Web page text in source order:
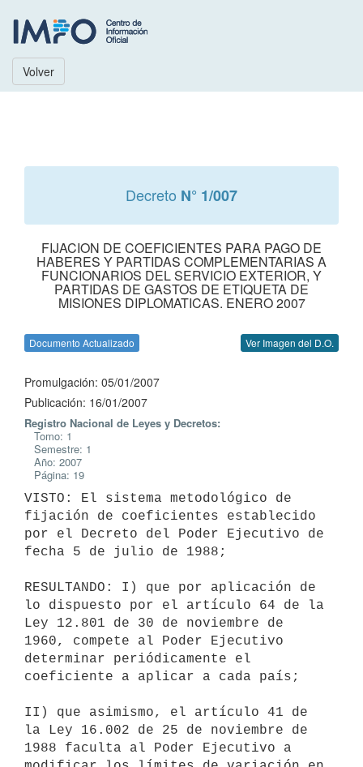
Volver
Decreto N° 1/007
FIJACION DE COEFICIENTES PARA PAGO DE
HABERES Y PARTIDAS COMPLEMENTARIAS A
FUNCIONARIOS DEL SERVICIO EXTERIOR, Y
PARTIDAS DE GASTOS DE ETIQUETA DE
MISIONES DIPLOMATICAS. ENERO 2007
Documento Actualizado Ver Imagen del D.O.
Promulgación: 05/01/2007
Publicación: 16/01/2007
Registro Nacional de Leyes y Decretos:
Tomo: 1
Semestre: 1
Año: 2007
Página: 19
VISTO: El sistema metodológico de
fijación de coeficientes establecido
por el Decreto del Poder Ejecutivo de
fecha 5 de julio de 1988;
RESULTANDO: I) que por aplicación de
lo dispuesto por el artículo 64 de la
Ley 12.801 de 30 de noviembre de
1960, compete al Poder Ejecutivo
determinar periódicamente el
coeficiente a aplicar a cada país;
II) que asimismo, el artículo 41 de
la Ley 16.002 de 25 de noviembre de
1988 faculta al Poder Ejecutivo a